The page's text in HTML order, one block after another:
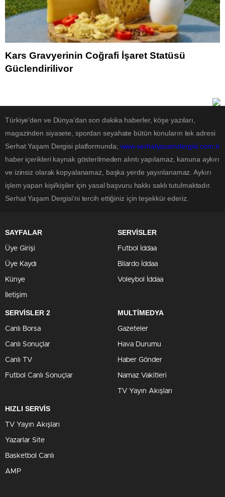
Kars Gravyerinin Coğrafi İşaret Statüsü
Güçlendiriliyor
Türkiye'den ve Dünya’dan son dakika haberler, köşe yazıları,
magazinden siyasete, spordan seyahate bütün konuların tek adresi
Serhat Yaşam Dergisi platformunda; www.serhatyasamdergisi.com.tr
haber içerikleri kaynak gösterilmeden alıntı yapılamaz, kanuna aykırı
ve izinsiz olarak kopyalanamaz, başka yerde yayınlanamaz. Aykırı
işlem yapan kişi/kişiler için yasal başvuru hakkı saklı tutulmaktadır.
Serhat Yaşam Dergisi'ni tercih ettiğiniz için teşekkür ederiz.
SAYFALAR
Üye Girişi
Üye Kaydı
Künye
İletişim
SERVİSLER
Futbol İddaa
Bilardo İddaa
Voleybol İddaa
SERVİSLER 2
Canlı Borsa
Canlı Sonuçlar
Canlı TV
Futbol Canlı Sonuçlar
MULTİMEDYA
Gazeteler
Hava Durumu
Haber Gönder
Namaz Vakitleri
TV Yayın Akışları
HIZLI SERVİS
TV Yayın Akışları
Yazarlar Site
Basketbol Canlı
AMP